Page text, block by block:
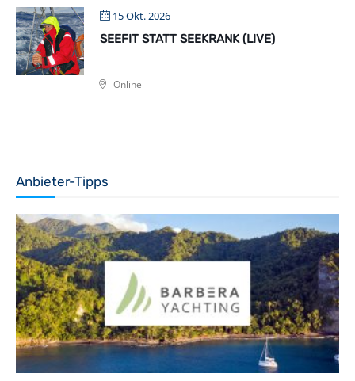
15 Okt. 2026
SEEFIT STATT SEEKRANK (LIVE)
Online
Anbieter-Tipps